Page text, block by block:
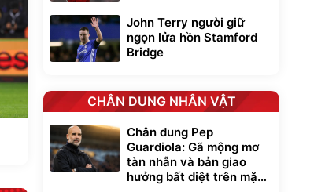
John Terry người giữ
ngọn lửa hồn Stamford
Bridge
CHÂN DUNG NHÂN VẬT
Chân dung Pep
Guardiola: Gã mộng mơ
tàn nhẫn và bản giao
hưởng bất diệt trên mặt